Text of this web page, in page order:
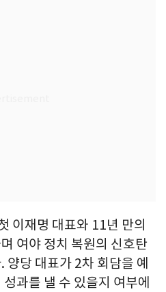
이재명 대표와 11년 만의
여야 정치 복원의 신호탄
양당 대표가 2차 회담을 예
과를 낼 수 있을지 여부에